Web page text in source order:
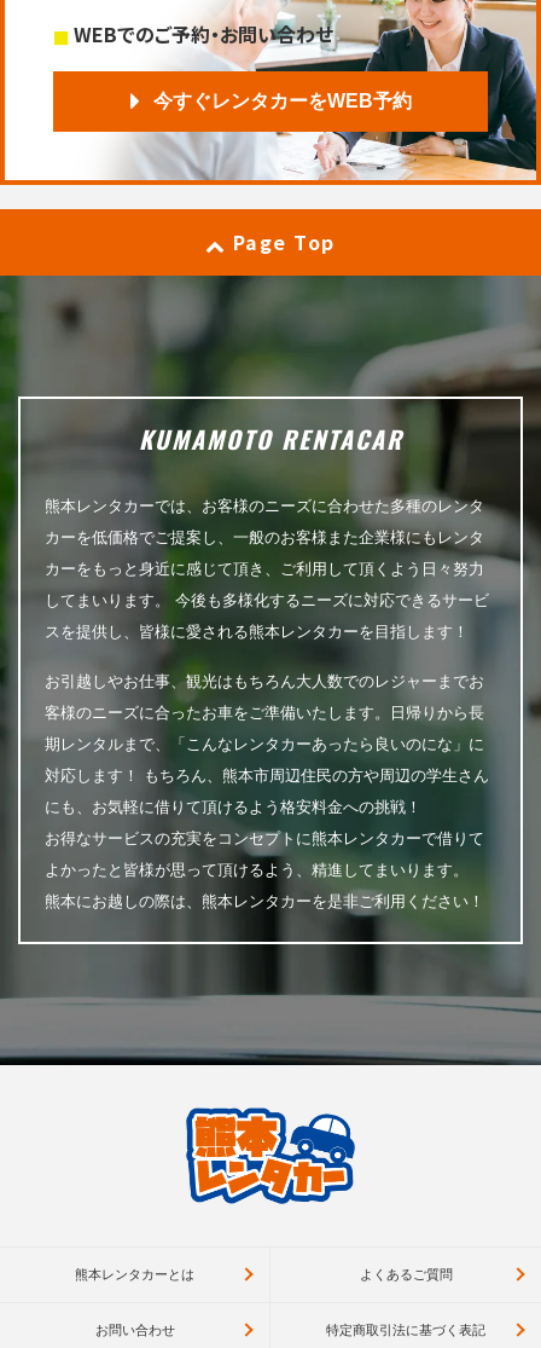
WEBでのご予約・お問い合わせ
今すぐレンタカーをWEB予約
Page Top
KUMAMOTO RENTACAR
熊本レンタカーでは、お客様のニーズに合わせた多種のレンタ
カーを低価格でご提案し、一般のお客様また企業様にもレンタ
カーをもっと身近に感じて頂き、ご利用して頂くよう日々努力
してまいります。 今後も多様化するニーズに対応できるサービ
スを提供し、皆様に愛される熊本レンタカーを目指します！
お引越しやお仕事、観光はもちろん大人数でのレジャーまでお
客様のニーズに合ったお車をご準備いたします。日帰りから長
期レンタルまで、「こんなレンタカーあったら良いのにな」に
対応します！ もちろん、熊本市周辺住民の方や周辺の学生さん
にも、お気軽に借りて頂けるよう格安料金への挑戦！
お得なサービスの充実をコンセプトに熊本レンタカーで借りて
よかったと皆様が思って頂けるよう、精進してまいります。
熊本にお越しの際は、熊本レンタカーを是非ご利用ください！
熊本レンタカーとは よくあるご質問
お問い合わせ 特定商取引法に基づく表記